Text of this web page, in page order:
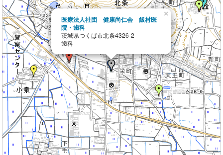
医療法人社団 健康尚仁会 飯村医
院・歯科
茨城県つくば市北条4326-2
歯科
×